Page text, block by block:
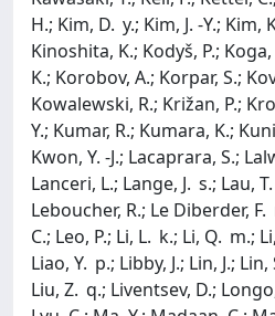
H.; Kim, D. y.; Kim, J. -Y.; Kim,
Kinoshita, K.; Kodyš, P.;
K.; Korobov, A.; Korpar, S.;
Kowalewski, R.; Križan, P.;
Y.; Kumar, R.; Kumara, K.;
Kwon, Y. -J.; Lacaprara, S.;
Lanceri, L.; Lange, J. s.; Lau,
Leboucher, R.; Le Diberder,
C.; Leo, P.; Li, L. k.; Li, Q. m.;
Liao, Y. p.; Libby, J.; Lin, J.;
Liu, Z. q.; Liventsev, D.;